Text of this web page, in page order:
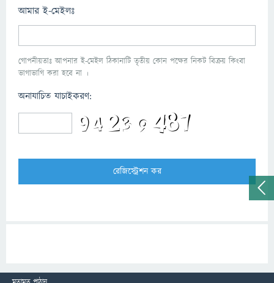
আমার ই-মেইলঃ
গোপনীয়তাঃ আপনার ই-মেইল ঠিকানাটি তৃতীয় কোন পক্ষের নিকট বিক্রয় কিংবা
ভাগাভাগি করা হবে না ।
অনাযাচিত যাচাইকরণ: